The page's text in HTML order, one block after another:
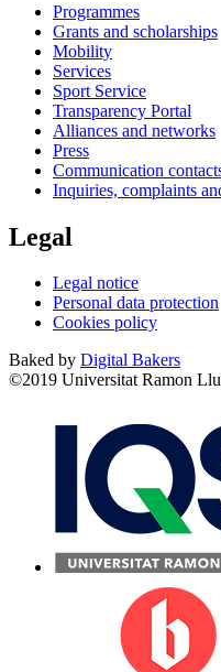
Programmes
Grants and scholarships
Mobility
Services
Sport Service
Transparency Portal
Alliances and networks
Press
Communication
Inquiries, complaints
Legal
Legal notice
Personal data protection
Cookies policy
Baked by Digital Bakers
©2019 Universitat Ramon